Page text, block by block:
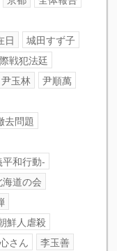
日
城田すず子
戦犯法廷
尹玉林
尹順萬
去問題
和行動-
道の会
鮮人虐殺
さん
李玉善